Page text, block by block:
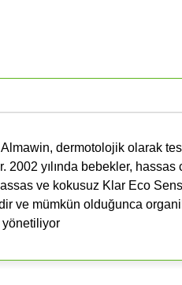
dermotolojik olarak
2002 yılında bebekler, hassas
ve kokusuz Klar Eco
ve mümkün olduğunca
yönetiliyor